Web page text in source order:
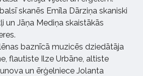
skanēs Emīla Dārziņa skaniski
un Jāņa Mediņa skaistākās
baznīcā muzicēs dziedātāja
flautiste Ilze Urbāne, altiste
un ērģelniece Jolanta